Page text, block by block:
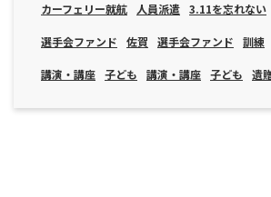
カーフェリー就航 人員派遣 3.11を忘れない
選手会ファンド 佐賀 選手会ファンド 訓練
講演・講座 子ども 講演・講座 子ども 遺